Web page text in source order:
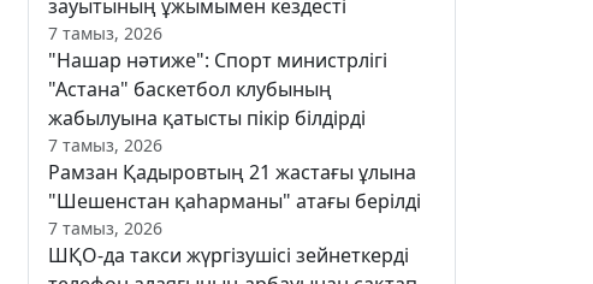
зауытының ұжымымен кездесті
7 тамыз, 2026
"Нашар нәтиже": Спорт министрлігі
"Астана" баскетбол клубының
жабылуына қатысты пікір білдірді
7 тамыз, 2026
Рамзан Қадыровтың 21 жастағы ұлына
"Шешенстан қаһарманы" атағы берілді
7 тамыз, 2026
ШҚО-да такси жүргізушісі зейнеткерді